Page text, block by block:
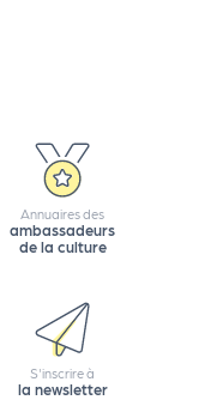
Annuaires des
ambassadeurs
de la culture
S'inscrire à
la newsletter